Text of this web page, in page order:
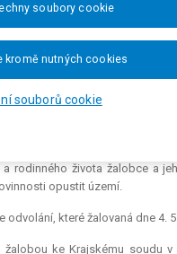
3574/2017 Sb. NSS; rozsudky
s. 1337).
Ředitelství služby cizinecké
policie Plzeňského kraje
odst. 3 písm. c) zákona č.
cizinců“). K vycestování
avšak v jeho průběhu
rodinného života žalobce a
opustit území.
které žalovaná dne 4.
ke Krajskému soudu
souborů cookie
kromě nutných cookies
soubory cookie